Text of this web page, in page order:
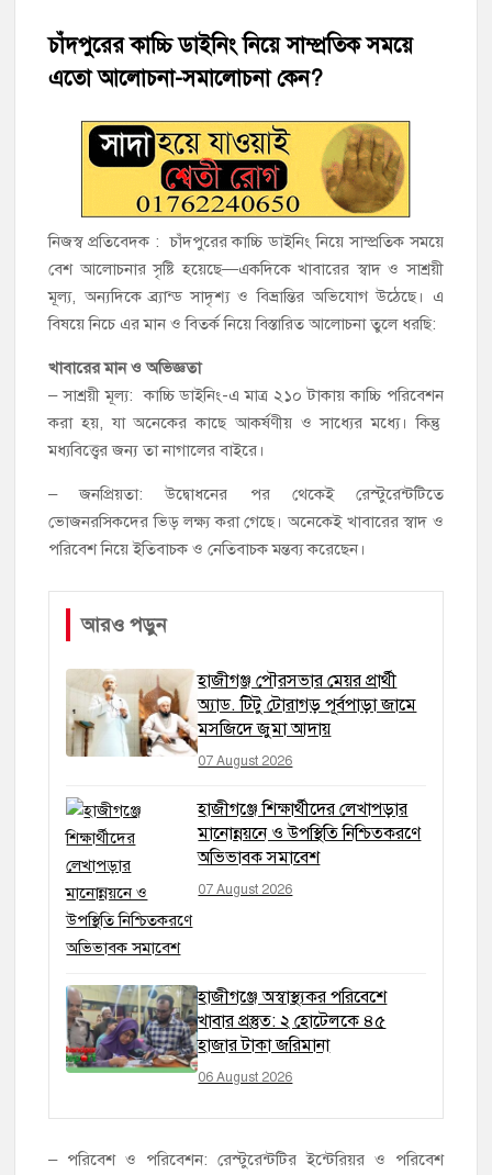
হাজীগঞ্জে ৬ বছরের শিশুকে ধর্ষণের অভিযোগে কেয়ারটেকার আটক
হাজীগঞ্জের রাজারগাঁও উবিতে জুলাই গণঅভ্যুত্থান দিবস পালন
হাজীগঞ্জ সরকারি মডেল পাইলট হাই স্কুল অ্যান্ড কলেজে ‘জুলাই
গণঅভ্যুত্থান দিবস’ পালিত
‘জনগণের ভোটে নির্বাচিত হয়ে ফরিদগঞ্জের উন্নয়নে কাজ করছি’ :
আলহাজ্ব এমএ হান্নান এমপি
নৌ পুলিশ ফাঁড়ির নাকের ডগায় কারেন্ট জালের দাপট, মতলবে প্রকাশ্যে
নিষিদ্ধ জাল মেরামত ও মাছ শিকার
‘জনগণের হাতে রাষ্ট্রের মালিকানা ফিরিয়ে দিতে বিএনপি সরকার
অঙ্গীকারাবদ্ধ’
মতলব উত্তরে সোনালী লাইফ ইন্সুইরেন্স কোম্পানী লিমিটেডের মরণোত্তর
চেক বিতরণ
চাঁদপুরের কাচ্চি ডাইনিং নিয়ে সাম্প্রতিক সময়ে
এতো আলোচনা-সমালোচনা কেন?
নিজস্ব প্রতিবেদক : চাঁদপুরের কাচ্চি ডাইনিং নিয়ে সাম্প্রতিক সময়ে
বেশ আলোচনার সৃষ্টি হয়েছে—একদিকে খাবারের স্বাদ ও সাশ্রয়ী
মূল্য, অন্যদিকে ব্র্যান্ড সাদৃশ্য ও বিভ্রান্তির অভিযোগ উঠেছে। এ
বিষয়ে নিচে এর মান ও বিতর্ক নিয়ে বিস্তারিত আলোচনা তুলে ধরছি:
খাবারের মান ও অভিজ্ঞতা
– সাশ্রয়ী মূল্য: কাচ্চি ডাইনিং-এ মাত্র ২১০ টাকায় কাচ্চি পরিবেশন
করা হয়, যা অনেকের কাছে আকর্ষণীয় ও সাধ্যের মধ্যে। কিন্তু
মধ্যবিত্ত্বের জন্য তা নাগালের বাইরে।
– জনপ্রিয়তা: উদ্বোধনের পর থেকেই রেস্টুরেন্টটিতে
ভোজনরসিকদের ভিড় লক্ষ্য করা গেছে। অনেকেই খাবারের স্বাদ ও
পরিবেশ নিয়ে ইতিবাচক ও নেতিবাচক মন্তব্য করেছেন।
আরও পড়ুন
হাজীগঞ্জ পৌরসভার মেয়র প্রার্থী
অ্যাড. টিটু টোরাগড় পূর্বপাড়া জামে
মসজিদে জুমা আদায়
07 August 2026
হাজীগঞ্জে শিক্ষার্থীদের লেখাপড়ার
মানোন্নয়নে ও উপস্থিতি নিশ্চিতকরণে
অভিভাবক সমাবেশ
07 August 2026
হাজীগঞ্জে অস্বাস্থ্যকর পরিবেশে
খাবার প্রস্তুত: ২ হোটেলকে ৪৫
হাজার টাকা জরিমানা
06 August 2026
– পরিবেশ ও পরিবেশন: রেস্টুরেন্টটির ইন্টেরিয়র ও পরিবেশ